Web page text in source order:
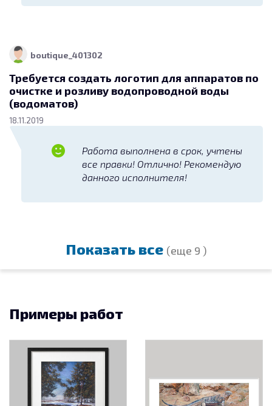
boutique_401302
Требуется создать логотип для аппаратов по
очистке и розливу водопроводной воды
(водоматов)
18.11.2019
Работа выполнена в срок, учтены
все правки! Отлично! Рекомендую
данного исполнителя!
Показать все (еще 9 )
Примеры работ